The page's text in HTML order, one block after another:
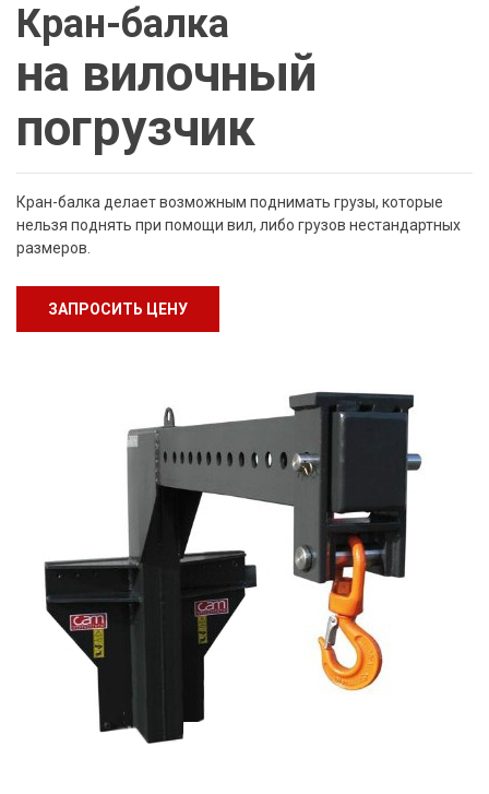
Кран-балка
на вилочный
погрузчик
Кран-балка делает возможным поднимать грузы, которые
нельзя поднять при помощи вил, либо грузов нестандартных
размеров.
ЗАПРОСИТЬ ЦЕНУ